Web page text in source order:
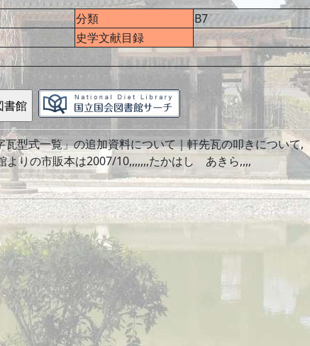
分類
B7
史学文献目録
型式一覧」の追加資料について｜軒先瓦の叩きについ
よりの市販本は2007/10,,,,,,,たかはし あきら,,,,